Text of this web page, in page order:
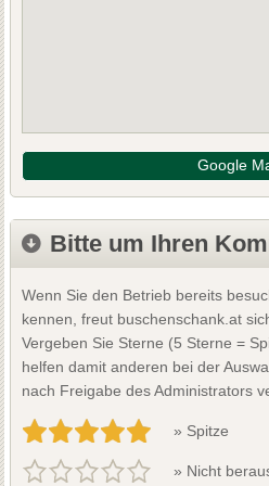
Google
Bitte um Ihren
Wenn Sie den Betrieb bereits
kennen, freut buschenschank.at
Vergeben Sie Sterne (5 Sterne =
helfen damit anderen bei der
nach Freigabe des Administrators
» Spitze
» Nicht